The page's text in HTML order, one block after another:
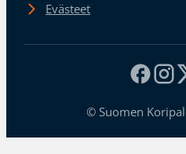
Evästeet
© Suomen